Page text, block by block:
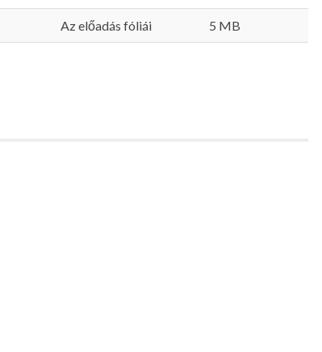
Az előadás fóliái 5 MB